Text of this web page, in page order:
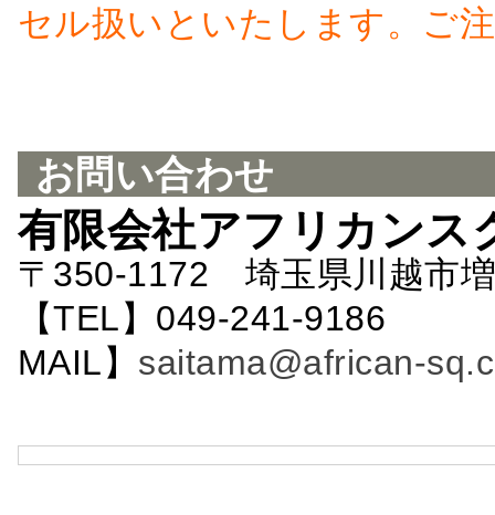
セル扱いといたします。ご
お問い合わせ
有限会社アフリカンス
〒350-1172 埼玉県川越市
【TEL】049-241-
MAIL】 saitama@african-